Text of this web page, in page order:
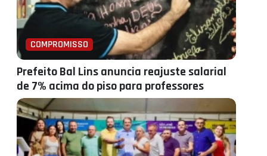
COMPROMISSO
Prefeito Bal Lins anuncia reajuste salarial
de 7% acima do piso para professores